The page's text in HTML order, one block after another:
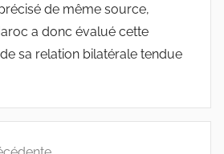
de même source,
a donc évalué cette
de sa relation bilatérale tendue